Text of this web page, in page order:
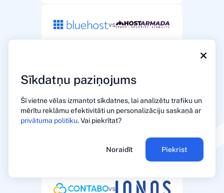
×
Sīkdatņu paziņojums
Šī vietne vēlas izmantot sīkdatnes, lai analizētu trafiku un
mērītu reklāmu efektivitāti un personalizāciju saskaņā ar
privātuma politiku. Vai piekrītat?
Noraidīt Piekrist
vs
vs
vs